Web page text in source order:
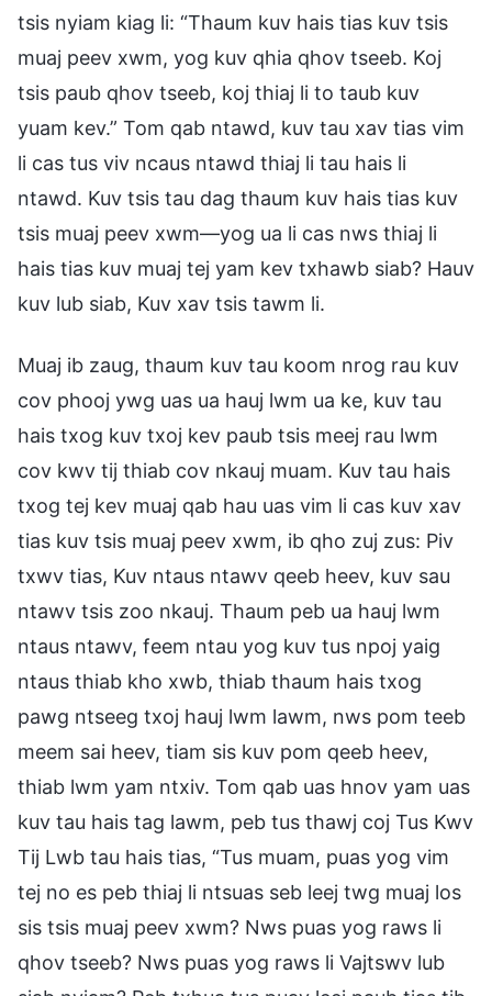
tsis nyiam kiag li: “Thaum kuv hais tias kuv tsis
muaj peev xwm, yog kuv qhia qhov tseeb. Koj
tsis paub qhov tseeb, koj thiaj li to taub kuv
yuam kev.” Tom qab ntawd, kuv tau xav tias vim
li cas tus viv ncaus ntawd thiaj li tau hais li
ntawd. Kuv tsis tau dag thaum kuv hais tias kuv
tsis muaj peev xwm—yog ua li cas nws thiaj li
hais tias kuv muaj tej yam kev txhawb siab? Hauv
kuv lub siab, Kuv xav tsis tawm li.
Muaj ib zaug, thaum kuv tau koom nrog rau kuv
cov phooj ywg uas ua hauj lwm ua ke, kuv tau
hais txog kuv txoj kev paub tsis meej rau lwm
cov kwv tij thiab cov nkauj muam. Kuv tau hais
txog tej kev muaj qab hau uas vim li cas kuv xav
tias kuv tsis muaj peev xwm, ib qho zuj zus: Piv
txwv tias, Kuv ntaus ntawv qeeb heev, kuv sau
ntawv tsis zoo nkauj. Thaum peb ua hauj lwm
ntaus ntawv, feem ntau yog kuv tus npoj yaig
ntaus thiab kho xwb, thiab thaum hais txog
pawg ntseeg txoj hauj lwm lawm, nws pom teeb
meem sai heev, tiam sis kuv pom qeeb heev,
thiab lwm yam ntxiv. Tom qab uas hnov yam uas
kuv tau hais tag lawm, peb tus thawj coj Tus Kwv
Tij Lwb tau hais tias, “Tus muam, puas yog vim
tej no es peb thiaj li ntsuas seb leej twg muaj los
sis tsis muaj peev xwm? Nws puas yog raws li
qhov tseeb? Nws puas yog raws li Vajtswv lub